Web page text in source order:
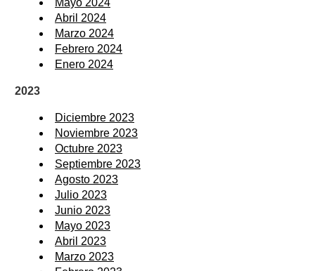
Mayo 2024
Abril 2024
Marzo 2024
Febrero 2024
Enero 2024
2023
Diciembre 2023
Noviembre 2023
Octubre 2023
Septiembre 2023
Agosto 2023
Julio 2023
Junio 2023
Mayo 2023
Abril 2023
Marzo 2023